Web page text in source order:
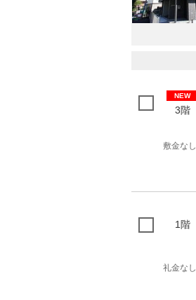
NEW
3階
敷金なし
1階
礼金なし